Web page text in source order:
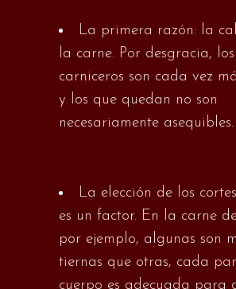
La primera razón: la
la carne. Por desgracia,
carniceros son cada vez
y los que quedan no son
necesariamente asequibles.
La elección de los
es un factor. En la carne
por ejemplo, algunas son
tiernas que otras, cada
cuerpo es adecuada para